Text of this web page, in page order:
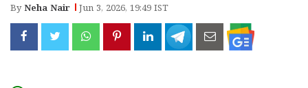
ByNeha Nair Jun 3, 2026, 19:49 IST